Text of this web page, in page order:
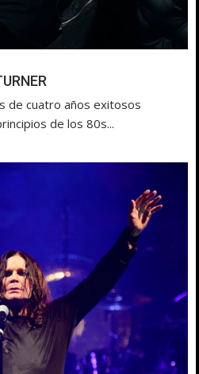
de cuatro años exitosos
de los 80s...